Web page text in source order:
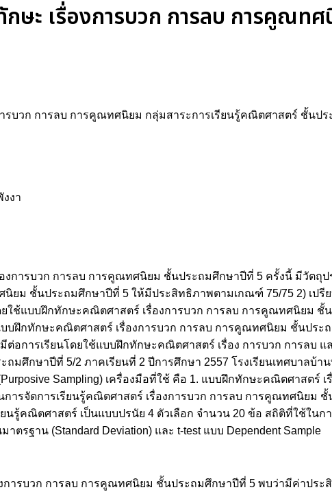
ะ เรื่องการบวก การลบ การคูณทศ
รบวก การลบ การคูณทศนิยม กลุ่มสาระการเรียนรู้คณิตศาสตร์ ชั้นป
งา
การบวก การลบ การคูณทศนิยม ชั้นประถมศึกษาปีที่ 5 ครั้งนี้ มีวัตถุป
ยม ชั้นประถมศึกษาปีที่ 5 ให้มีประสิทธิภาพตามเกณฑ์ 75/75 2) เปรี
ยใช้แบบฝึกทักษะคณิตศาสตร์ เรื่องการบวก การลบ การคูณทศนิยม ชั้
บฝึกทักษะคณิตศาสตร์ เรื่องการบวก การลบ การคูณทศนิยม ชั้นประ
อการเรียนโดยใช้แบบฝึกทักษะคณิตศาสตร์ เรื่อง การบวก การลบ
มศึกษาปีที่ 5/2 ภาคเรียนที่ 2 ปีการศึกษา 2557 โรงเรียนเทศบาลบ้าน
Sampling) เครื่องมือที่ใช้ คือ 1. แบบฝึกทักษะคณิตศาสตร์
ารจัดการเรียนรู้คณิตศาสตร์ เรื่องการบวก การลบ การคูณทศนิยม
นรู้คณิตศาสตร์ เป็นแบบปรนัย 4 ตัวเลือก จำนวน 20 ข้อ สถิติที่ใช้ในก
าตรฐาน (Standard Deviation) และ t-test แบบ Dependent Sample
ารบวก การลบ การคูณทศนิยม ชั้นประถมศึกษาปีที่ 5 พบว่ามีค่าประสิ